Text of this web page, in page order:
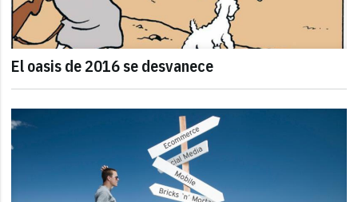
El oasis de 2016 se desvanece